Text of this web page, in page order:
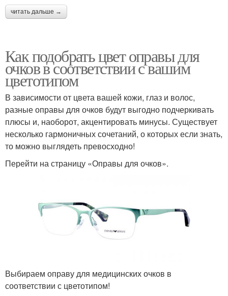
читать дальше →
Как подобрать цвет оправы для
очков в соответствии с вашим
цветотипом
В зависимости от цвета вашей кожи, глаз и волос,
разные оправы для очков будут выгодно подчеркивать
плюсы и, наоборот, акцентировать минусы. Существует
несколько гармоничных сочетаний, о которых если знать,
то можно выглядеть превосходно!
Перейти на страницу «Оправы для очков».
Выбираем оправу для медицинских очков в
соответствии с цветотипом!